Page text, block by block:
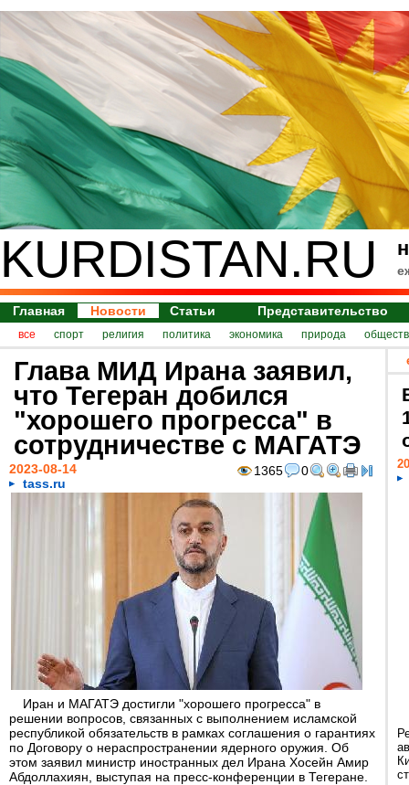
KURDISTAN.RU
Главная Новости Статьи Представительство
все спорт религия политика экономика природа
Глава МИД Ирана заявил,
что Тегеран добился
"хорошего прогресса" в
сотрудничестве с МАГАТЭ
1365 0
2023-08-14
tass.ru
Иран и МАГАТЭ достигли "хорошего прогресса" в
решении вопросов, связанных с выполнением исламской
республикой обязательств в рамках соглашения о гарантиях
по Договору о нераспространении ядерного оружия. Об
этом заявил министр иностранных дел Ирана Хосейн Амир
Абдоллахиян, выступая на пресс-конференции в Тегеране.